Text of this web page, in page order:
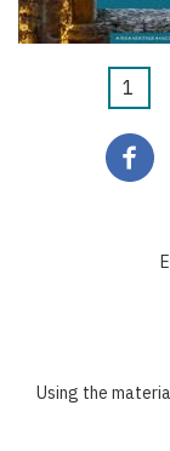
Pagination
1
Using the